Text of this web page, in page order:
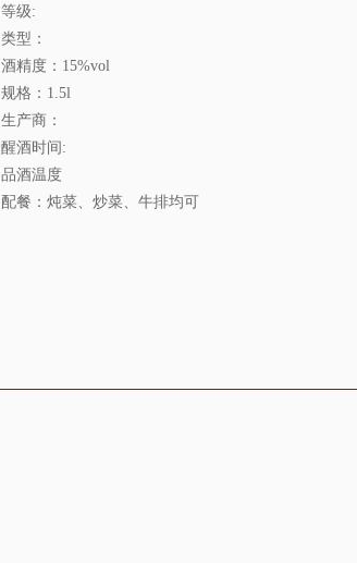
等级:
类型：
酒精度：15%vol
规格：1.5l
生产商：
醒酒时间:
品酒温度
配餐：炖菜、炒菜、牛排均可